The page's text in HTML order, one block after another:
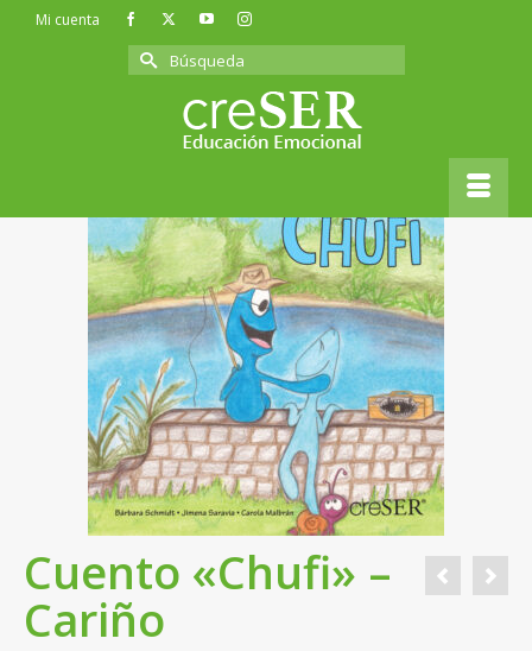
Mi cuenta
Buscar
por:
Inicio » Cuentos
Cuento «Chufi» –
Cariño